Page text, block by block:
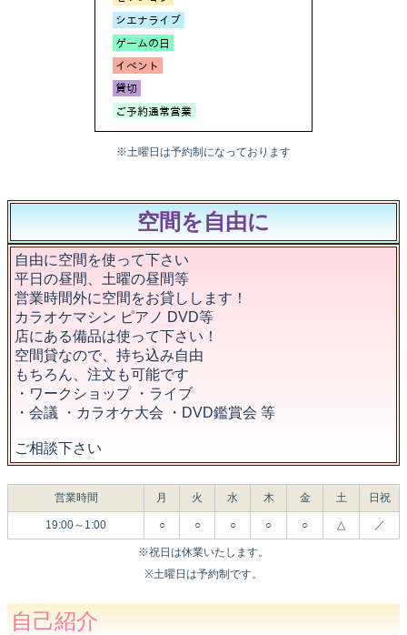
※土曜日は予約制になっております
空間を自由に
自由に空間を使って下さい
平日の昼間、土曜の昼間等
営業時間外に空間をお貸しします！
カラオケマシン ピアノ DVD等
店にある備品は使って下さい！
空間貸なので、持ち込み自由
もちろん、注文も可能です
・ワークショップ ・ライブ
・会議 ・カラオケ大会 ・DVD鑑賞会 等
ご相談下さい
営業時間 月 火 水 木 金 土 日祝
19:00～1:00 ○ ○ ○ ○ ○ △ ／
※祝日は休業いたします。
※土曜日は予約制です。
自己紹介